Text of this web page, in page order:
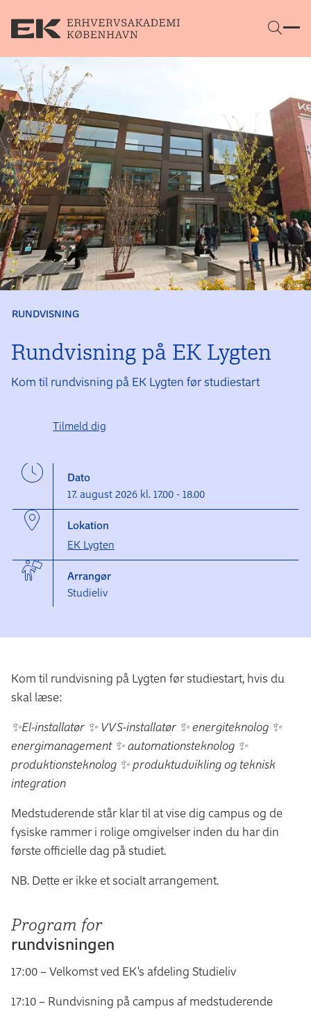
RUNDVISNING
Rundvisning på EK Lygten
Kom til rundvisning på EK Lygten før studiestart
Tilmeld dig
Dato
17. august 2026 kl. 17.00 - 18.00
Lokation
EK Lygten
Arrangør
Studieliv
Kom til rundvisning på Lygten før studiestart, hvis du
skal læse:
✨El-installatør ✨ VVS-installatør ✨ energiteknolog ✨
energimanagement ✨ automationsteknolog ✨
produktionsteknolog ✨ produktudvikling og teknisk
integration
Medstuderende står klar til at vise dig campus og de
fysiske rammer i rolige omgivelser inden du har din
første officielle dag på studiet.
NB. Dette er ikke et socialt arrangement.
Program for
rundvisningen
17:00 – Velkomst ved EK's afdeling Studieliv
17:10 – Rundvisning på campus af medstuderende